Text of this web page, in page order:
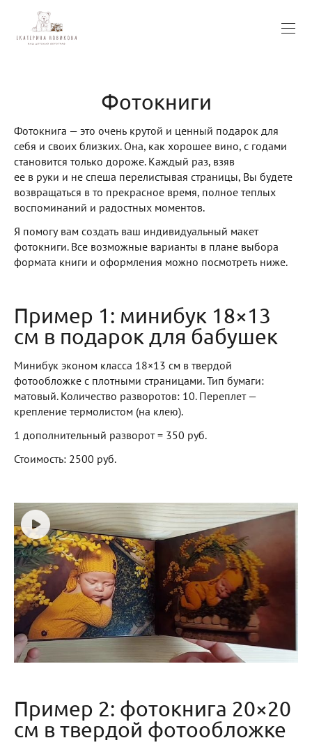
Фотокниги
Фотокнига — это очень крутой и ценный подарок для
себя и своих близких. Она, как хорошее вино, с годами
становится только дороже. Каждый раз, взяв
ее в руки и не спеша перелистывая страницы, Вы будете
возвращаться в то прекрасное время, полное теплых
воспоминаний и радостных моментов.
Я помогу вам создать ваш индивидуальный макет
фотокниги. Все возможные варианты в плане выбора
формата книги и оформления можно посмотреть ниже.
Пример 1: минибук 18×13
см в подарок для бабушек
Минибук эконом класса 18×13 см в твердой
фотообложке с плотными страницами. Тип бумаги:
матовый. Количество разворотов: 10. Переплет —
крепление термолистом (на клею).
1 дополнительный разворот = 350 руб.
Стоимость: 2500 руб.
Пример 2: фотокнига 20×20
см в твердой фотообложке